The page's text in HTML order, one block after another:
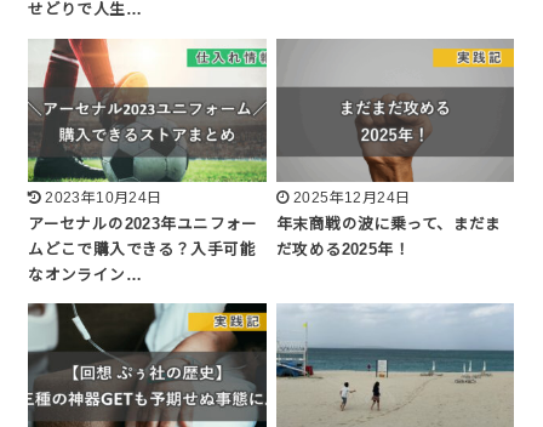
せどりで人生…
2023年10月24日
アーセナルの2023年ユニフォー
ムどこで購入できる？入手可能
なオンライン…
2025年12月24日
年末商戦の波に乗って、まだま
だ攻める2025年！